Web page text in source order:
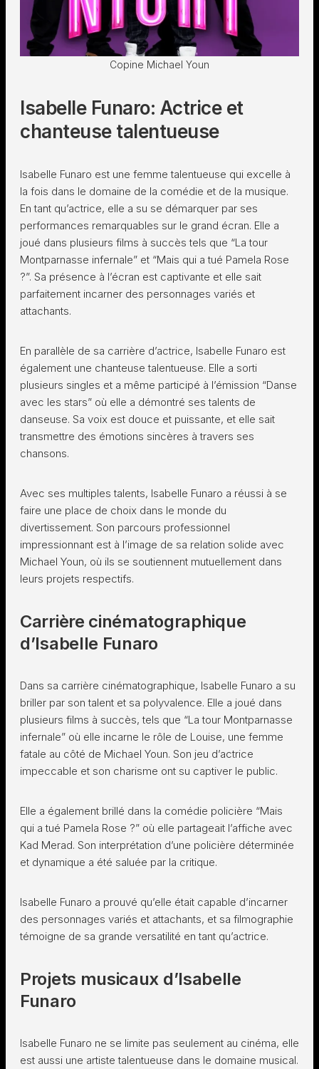
Copine Michael Youn
Isabelle Funaro: Actrice et
chanteuse talentueuse
Isabelle Funaro est une femme talentueuse qui excelle à
la fois dans le domaine de la comédie et de la musique.
En tant qu’actrice, elle a su se démarquer par ses
performances remarquables sur le grand écran. Elle a
joué dans plusieurs films à succès tels que “La tour
Montparnasse infernale” et “Mais qui a tué Pamela Rose
?”. Sa présence à l’écran est captivante et elle sait
parfaitement incarner des personnages variés et
attachants.
En parallèle de sa carrière d’actrice, Isabelle Funaro est
également une chanteuse talentueuse. Elle a sorti
plusieurs singles et a même participé à l’émission “Danse
avec les stars” où elle a démontré ses talents de
danseuse. Sa voix est douce et puissante, et elle sait
transmettre des émotions sincères à travers ses
chansons.
Avec ses multiples talents, Isabelle Funaro a réussi à se
faire une place de choix dans le monde du
divertissement. Son parcours professionnel
impressionnant est à l’image de sa relation solide avec
Michael Youn, où ils se soutiennent mutuellement dans
leurs projets respectifs.
Carrière cinématographique
d’Isabelle Funaro
Dans sa carrière cinématographique, Isabelle Funaro a su
briller par son talent et sa polyvalence. Elle a joué dans
plusieurs films à succès, tels que “La tour Montparnasse
infernale” où elle incarne le rôle de Louise, une femme
fatale au côté de Michael Youn. Son jeu d’actrice
impeccable et son charisme ont su captiver le public.
Elle a également brillé dans la comédie policière “Mais
qui a tué Pamela Rose ?” où elle partageait l’affiche avec
Kad Merad. Son interprétation d’une policière déterminée
et dynamique a été saluée par la critique.
Isabelle Funaro a prouvé qu’elle était capable d’incarner
des personnages variés et attachants, et sa filmographie
témoigne de sa grande versatilité en tant qu’actrice.
Projets musicaux d’Isabelle
Funaro
Isabelle Funaro ne se limite pas seulement au cinéma, elle
est aussi une artiste talentueuse dans le domaine musical.